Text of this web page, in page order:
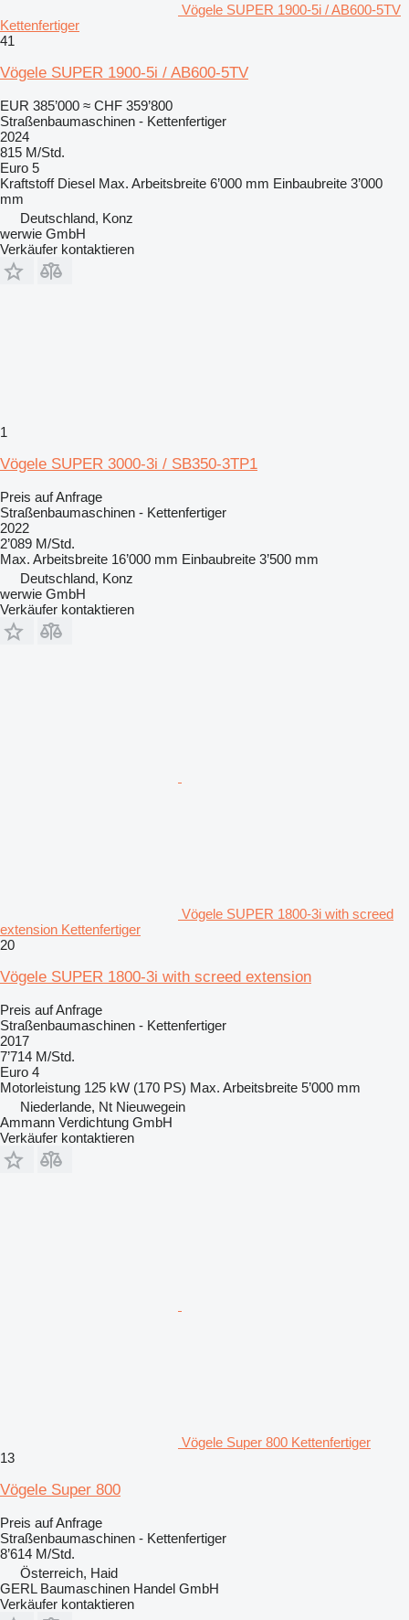
Vögele SUPER 1900-5i / AB600-5TV
Kettenfertiger
41
Vögele SUPER 1900-5i / AB600-5TV
EUR 385’000 ≈ CHF 359’800
Straßenbaumaschinen - Kettenfertiger
2024
815 M/Std.
Euro 5
Kraftstoff Diesel Max. Arbeitsbreite 6’000 mm Einbaubreite 3’000
mm
Deutschland, Konz
werwie GmbH
Verkäufer kontaktieren
1
Vögele SUPER 3000-3i / SB350-3TP1
Preis auf Anfrage
Straßenbaumaschinen - Kettenfertiger
2022
2’089 M/Std.
Max. Arbeitsbreite 16’000 mm Einbaubreite 3’500 mm
Deutschland, Konz
werwie GmbH
Verkäufer kontaktieren
Vögele SUPER 1800-3i with screed
extension Kettenfertiger
20
Vögele SUPER 1800-3i with screed extension
Preis auf Anfrage
Straßenbaumaschinen - Kettenfertiger
2017
7’714 M/Std.
Euro 4
Motorleistung 125 kW (170 PS) Max. Arbeitsbreite 5’000 mm
Niederlande, Nt Nieuwegein
Ammann Verdichtung GmbH
Verkäufer kontaktieren
Vögele Super 800 Kettenfertiger
13
Vögele Super 800
Preis auf Anfrage
Straßenbaumaschinen - Kettenfertiger
8’614 M/Std.
Österreich, Haid
GERL Baumaschinen Handel GmbH
Verkäufer kontaktieren